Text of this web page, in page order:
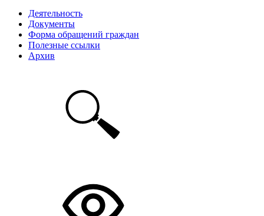
Деятельность
Документы
Форма обращений граждан
Полезные ссылки
Архив